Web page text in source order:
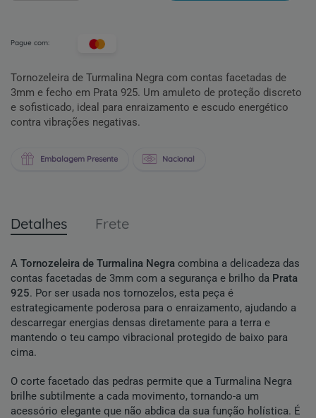
Pague com:
Tornozeleira de Turmalina Negra com contas facetadas de
3mm e fecho em Prata 925. Um amuleto de proteção discreto
e sofisticado, ideal para enraizamento e escudo energético
contra vibrações negativas.
Embalagem Presente Nacional
Detalhes Frete
ATornozeleira de Turmalina Negra combina a delicadeza das
contas facetadas de 3mm com a segurança e brilho da Prata
925. Por ser usada nos tornozelos, esta peça é
estrategicamente poderosa para o enraizamento, ajudando a
descarregar energias densas diretamente para a terra e
mantendo o teu campo vibracional protegido de baixo para
cima.
O corte facetado das pedras permite que a Turmalina Negra
brilhe subtilmente a cada movimento, tornando-a um
acessório elegante que não abdica da sua função holística. É